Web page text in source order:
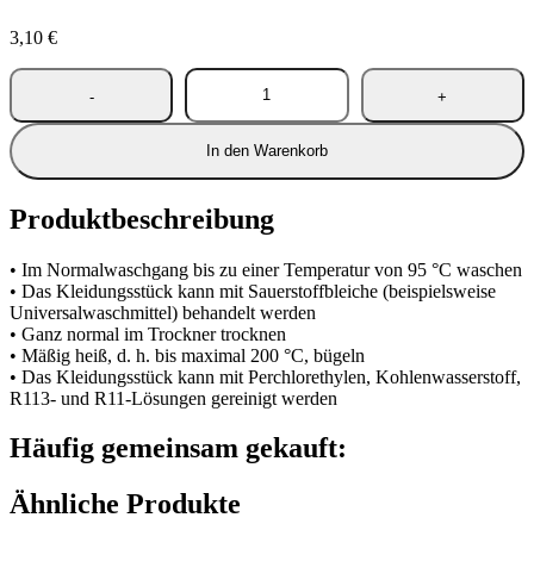
3,10 €
In den Warenkorb
Produktbeschreibung
• Im Normalwaschgang bis zu einer Temperatur von 95 °C waschen
• Das Kleidungsstück kann mit Sauerstoffbleiche (beispielsweise
Universalwaschmittel) behandelt werden
• Ganz normal im Trockner trocknen
• Mäßig heiß, d. h. bis maximal 200 °C, bügeln
• Das Kleidungsstück kann mit Perchlorethylen, Kohlenwasserstoff,
R113- und R11-Lösungen gereinigt werden
Häufig gemeinsam gekauft:
Ähnliche Produkte